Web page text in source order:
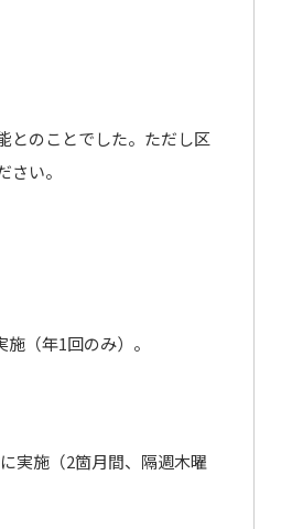
とのことでした。ただし区
い。
（年1回のみ）。
実施（2箇月間、隔週木曜